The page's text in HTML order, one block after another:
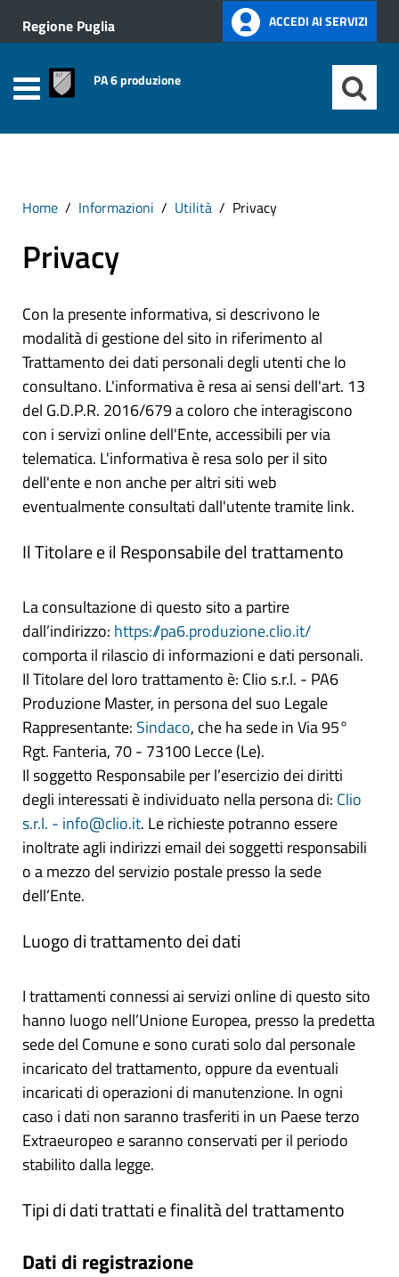
Regione Puglia ACCEDI AI SERVIZI
PA 6 produzione
Home Informazioni Utilità Privacy
Privacy
Con la presente informativa, si descrivono le
modalità di gestione del sito in riferimento al
Trattamento dei dati personali degli utenti che lo
consultano. L'informativa è resa ai sensi dell'art. 13
del G.D.P.R. 2016/679 a coloro che interagiscono
con i servizi online dell'Ente, accessibili per via
telematica. L'informativa è resa solo per il sito
dell'ente e non anche per altri siti web
eventualmente consultati dall'utente tramite link.
Il Titolare e il Responsabile del trattamento
La consultazione di questo sito a partire
dall’indirizzo: https://pa6.produzione.clio.it/
comporta il rilascio di informazioni e dati personali.
Il Titolare del loro trattamento è: Clio s.r.l. - PA6
Produzione Master, in persona del suo Legale
Rappresentante: Sindaco, che ha sede in Via 95°
Rgt. Fanteria, 70 - 73100 Lecce (Le).
Il soggetto Responsabile per l’esercizio dei diritti
degli interessati è individuato nella persona di: Clio
s.r.l. - info@clio.it. Le richieste potranno essere
inoltrate agli indirizzi email dei soggetti responsabili
o a mezzo del servizio postale presso la sede
dell’Ente.
Luogo di trattamento dei dati
I trattamenti connessi ai servizi online di questo sito
hanno luogo nell’Unione Europea, presso la predetta
sede del Comune e sono curati solo dal personale
incaricato del trattamento, oppure da eventuali
incaricati di operazioni di manutenzione. In ogni
caso i dati non saranno trasferiti in un Paese terzo
Extraeuropeo e saranno conservati per il periodo
stabilito dalla legge.
Tipi di dati trattati e finalità del trattamento
Dati di registrazione